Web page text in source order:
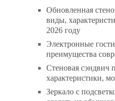
Обновленная
виды,
2026 году
Электронные
преимущества
Стеновая сэндвич
характеристики,
Зеркало с